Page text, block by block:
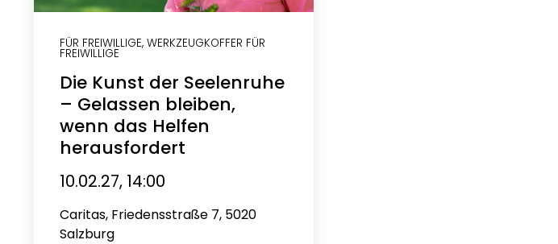
FÜR FREIWILLIGE, WERKZEUGKOFFER FÜR
FREIWILLIGE
Die Kunst der Seelenruhe
– Gelassen bleiben,
wenn das Helfen
herausfordert
10.02.27, 14:00
Caritas, Friedensstraße 7, 5020
Salzburg